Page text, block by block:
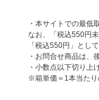
・本サイトでの最低
なお、「税込550円
「税込550円」とし
・お問合せ商品は、
・小数点以下切り上
※箱単価＝1本当たり